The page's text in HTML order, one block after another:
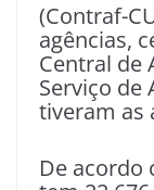
(Contraf-
agências,
Central de
Serviço de
tiveram as
De acordo